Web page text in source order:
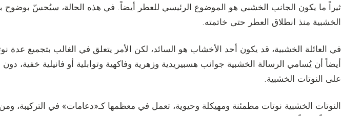
ثيراً ما يكون الجانب الخشبي هو الموضوع الرئيسي للعطر أيضاً. في هذه الحالة، سيُحسّ بوضوح
الخشبية منذ انطلاق العطر حتى خاتمته.
في العائلة الخشبية، قد يكون أحد الأخشاب هو السائد، لكن الأمر يتعلق في الغالب بتجميع عدة
أيضاً أن يُسامي الرسالة الخشبية جوانب هسبيريدية وزهرية وفاكهية وتوابلية أو فانيلية خفية،
على النوتات الخشبية.
النوتات الخشبية نوتات مطمئنة ومهيكلة وحيوية، تعمل في معظمها كـ«دعامات» في التركيبة،